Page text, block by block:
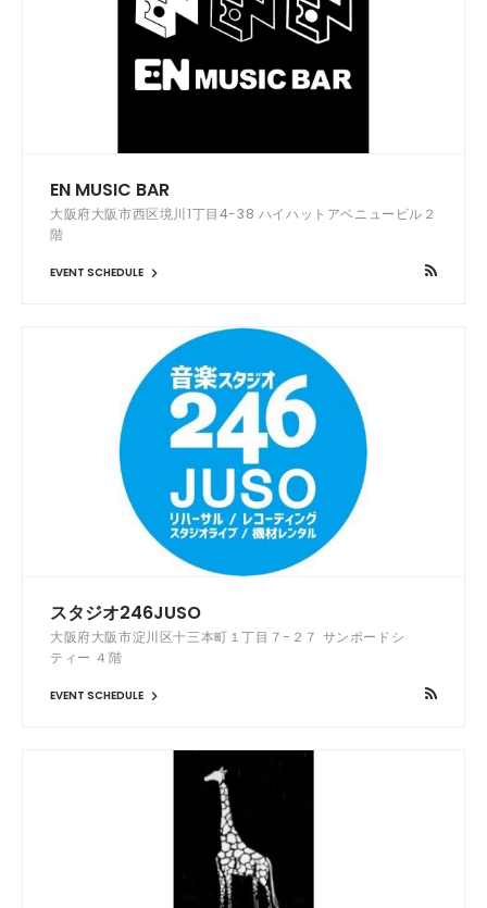
EN MUSIC BAR
大阪府大阪市西区境川1丁目4-38 ハイハットアベニュービル２
階
EVENT SCHEDULE
スタジオ246JUSO
大阪府大阪市淀川区十三本町１丁目７−２７ サンポードシ
ティー ４階
EVENT SCHEDULE